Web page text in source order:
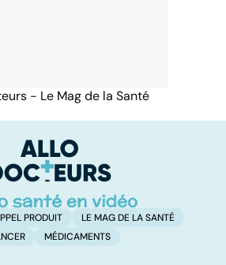
- Le Mag de la Santé
PRODUIT
LE MAG DE LA SANTÉ
MÉDICAMENTS